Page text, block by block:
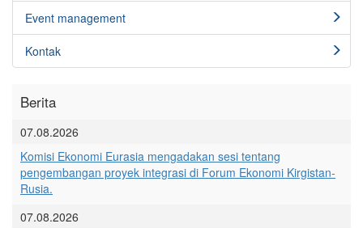
Event management
Kontak
Berita
07.08.2026
Komisi Ekonomi Eurasia mengadakan sesi tentang
pengembangan proyek integrasi di Forum Ekonomi Kirgistan-
Rusia.
07.08.2026